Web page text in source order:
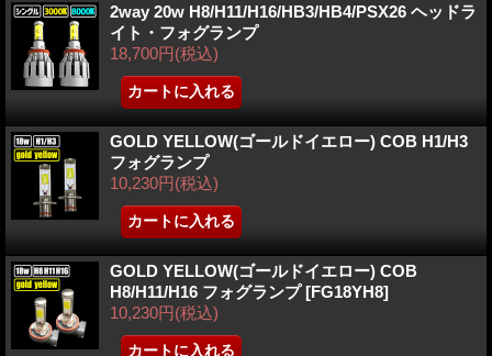
2way 20w H8/H11/H16/HB3/HB4/PSX26 ヘッドラ
イト・フォグランプ
18,700円(税込)
GOLD YELLOW(ゴールドイエロー) COB H1/H3
フォグランプ
10,230円(税込)
GOLD YELLOW(ゴールドイエロー) COB
H8/H11/H16 フォグランプ[FG18YH8]
10,230円(税込)